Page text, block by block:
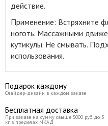
действие.
Применение: Встряхните
ноготь. Массажными
кутикулы. Не смывать.
использования.
Подарок каждому
Слайдер-дизайн в каждом заказе
Бесплатная доставка
При заказе на сумму свыше 5000 руб до 3
кг в пределах МКАД